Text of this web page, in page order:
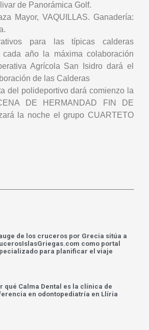
de Panorámica Golf.
Mayor, VAQUILLAS. Ganadería:
para las típicas calderas
cada año la máxima colaboración
Agrícola San Isidro dará el
de las Calderas
del polideportivo dará comienzo la
DE HERMANDAD FIN DE
la noche el grupo CUARTETO
de los cruceros por Grecia sitúa a
como portal
para planificar el viaje
qué Calma Dental es la clínica de
en odontopediatría en Llíria